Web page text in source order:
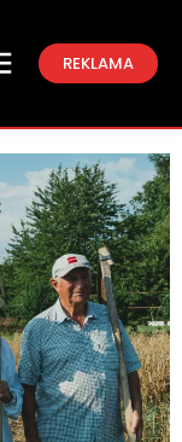
REKLAMA